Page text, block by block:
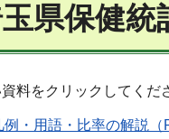
県保健統
料をクリックしてくだ
例・用語・比率の解説（